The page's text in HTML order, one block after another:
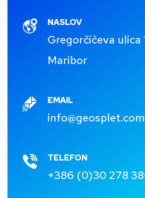
NASLOV
Gregorčičeva ulica
Maribor
EMAIL
info@geosplet.com
TELEFON
+386 (0)30 278